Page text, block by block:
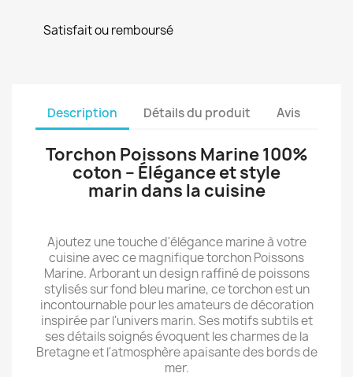
Satisfait ou remboursé
Description Détails du produit Avis
Torchon Poissons Marine 100%
coton – Élégance et style
marin dans la cuisine
Ajoutez une touche d'élégance marine à votre
cuisine avec ce magnifique torchon Poissons
Marine. Arborant un design raffiné de poissons
stylisés sur fond bleu marine, ce torchon est un
incontournable pour les amateurs de décoration
inspirée par l'univers marin. Ses motifs subtils et
ses détails soignés évoquent les charmes de la
Bretagne et l'atmosphère apaisante des bords de
mer.